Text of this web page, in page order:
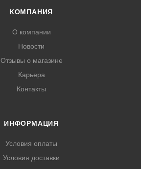
КОМПАНИЯ
О компании
Новости
Отзывы о магазине
Карьера
Контакты
ИНФОРМАЦИЯ
Условия оплаты
Условия доставки